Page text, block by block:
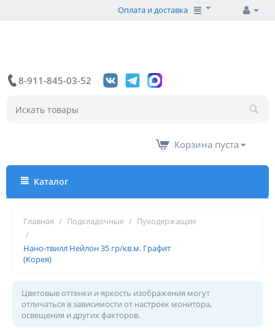
Оплата и доставка
8-911-845-03-52
Корзина пуста
Каталог
Главная / Подкладочные / Пуходержащие
/
Нано-твилл Нейлон 35 гр/кв.м. Графит
(Корея)
Цветовые оттенки и яркость изображения могут
отличаться в зависимости от настроек монитора,
освещения и других факторов.